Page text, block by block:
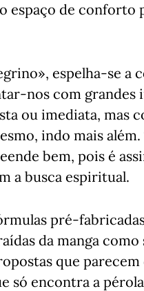
espaço de conforto
espelha-se a
nos com grandes
ou imediata, mas
indo mais
bem, pois é
a busca espiritual.
pré-
da manga
que
só encontra a